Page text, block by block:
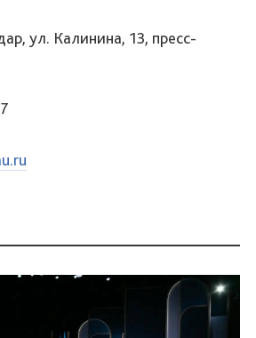
ул. Калинина, 13, пресс-